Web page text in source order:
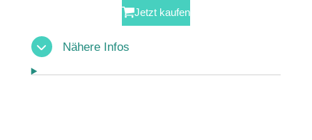
Jetzt kaufen
Nähere Infos